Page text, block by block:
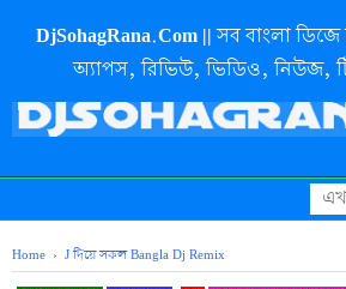
DjSohagRana.Com || সব বাংলা ডিজে
অ্যাপস, রিভিউ, ভিডিও, নিউজ,
Home › J দি‌য়ে সকল Bangla Dj Remix